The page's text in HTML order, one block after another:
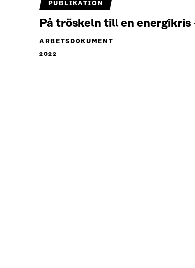
PUBLIKATION
På tröskeln till en energikris
ARBETSDOKUMENT
2022